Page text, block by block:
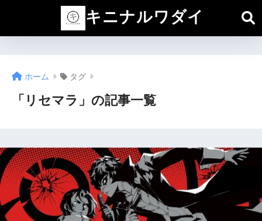
キニナルワダイ
ホーム タグ
「リセマラ」の記事一覧